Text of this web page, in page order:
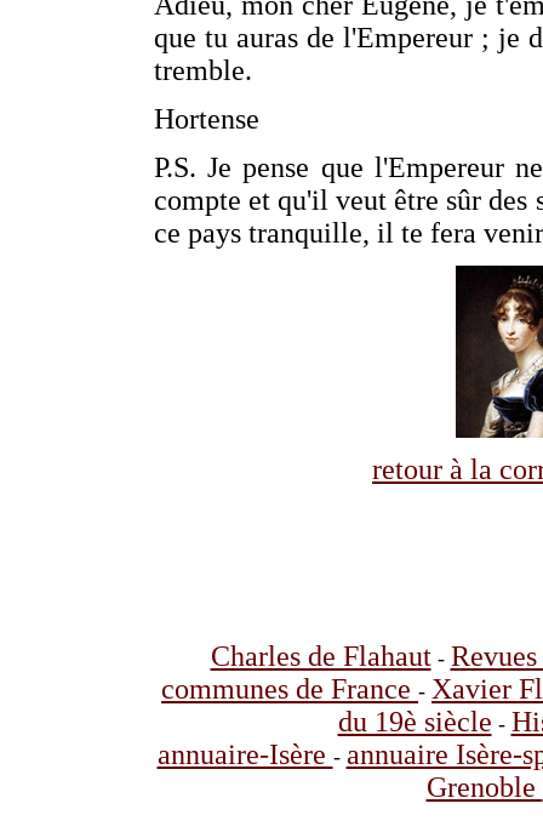
que tu auras de l'Empereur ; je
tremble.
Hortense
P.S. Je pense que l'Empereur
compte et qu'il veut être sûr des
ce pays tranquille, il te fera
retour à la
Charles de Flahaut-
communes de France - Xavier
du 19è siècle -
annuaire-Isère - annuaire Isère-
Grenoble